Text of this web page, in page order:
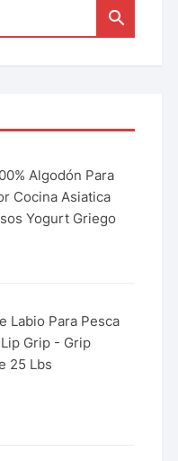
Algodón Para
Cocina Asiatica
Yogurt Griego
Labio Para Pesca
Grip - Grip
25 Lbs